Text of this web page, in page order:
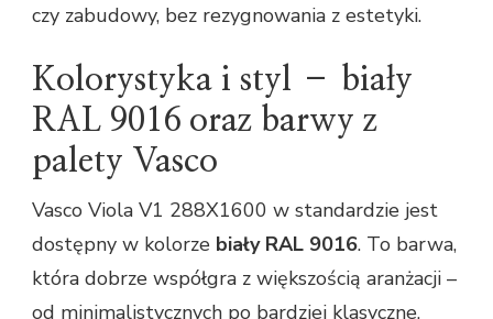
czy zabudowy, bez rezygnowania z estetyki.
Kolorystyka i styl – biały
RAL 9016 oraz barwy z
palety Vasco
Vasco Viola V1 288X1600 w standardzie jest
dostępny w kolorze biały RAL 9016. To barwa,
która dobrze współgra z większością aranżacji –
od minimalistycznych po bardziej klasyczne,